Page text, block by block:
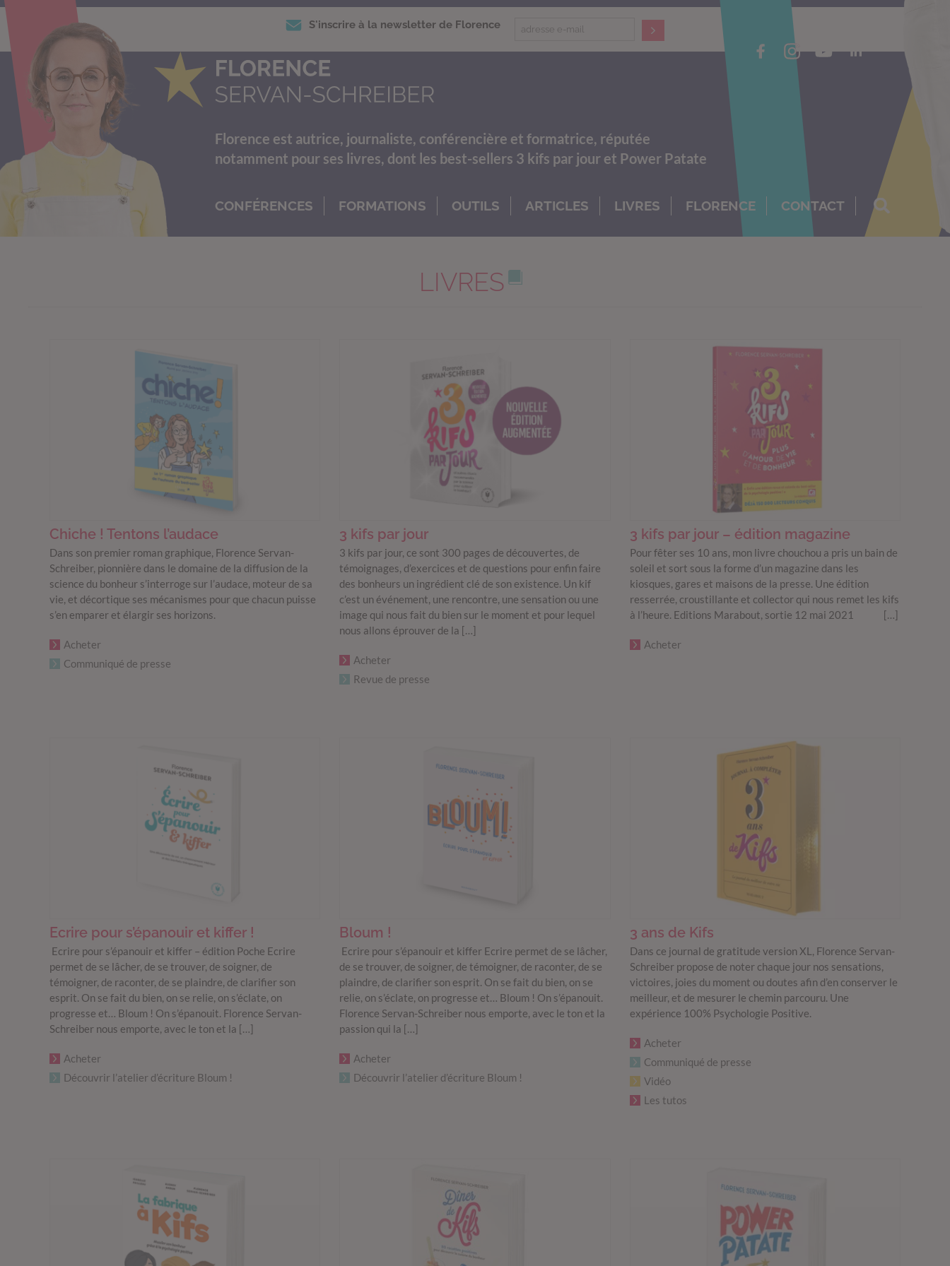
S'inscrire à la newsletter de Florence
Florence est autrice, journaliste, conférencière et formatrice, réputée
notamment pour ses livres, dont les best-sellers 3 kifs par jour et Power Patate
CONFÉRENCES FORMATIONS OUTILS ARTICLES LIVRES FLORENCE CONTACT
LIVRES
Chiche ! Tentons l’audace
Dans son premier roman graphique, Florence Servan-
Schreiber, pionnière dans le domaine de la diffusion de la
science du bonheur s’interroge sur l’audace, moteur de sa
vie, et décortique ses mécanismes pour que chacun puisse
s’en emparer et élargir ses horizons.
Acheter
Communiqué de presse
3 kifs par jour
3 kifs par jour, ce sont 300 pages de découvertes, de
témoignages, d’exercices et de questions pour enfin faire
des bonheurs un ingrédient clé de son existence. Un kif
c’est un événement, une rencontre, une sensation ou une
image qui nous fait du bien sur le moment et pour lequel
nous allons éprouver de la […]
Acheter
Revue de presse
3 kifs par jour – édition magazine
Pour fêter ses 10 ans, mon livre chouchou a pris un bain de
soleil et sort sous la forme d’un magazine dans les
kiosques, gares et maisons de la presse. Une édition
resserrée, croustillante et collector qui nous remet les kifs
à l’heure. Editions Marabout, sortie 12 mai 2021 […]
Acheter
Ecrire pour s’épanouir et kiffer !
Ecrire pour s’épanouir et kiffer – édition Poche Ecrire
permet de se lâcher, de se trouver, de soigner, de
témoigner, de raconter, de se plaindre, de clarifier son
esprit. On se fait du bien, on se relie, on s’éclate, on
progresse et… Bloum ! On s’épanouit. Florence Servan-
Schreiber nous emporte, avec le ton et la […]
Acheter
Découvrir l’atelier d’écriture Bloum !
Bloum !
Ecrire pour s’épanouir et kiffer Ecrire permet de se lâcher,
de se trouver, de soigner, de témoigner, de raconter, de se
plaindre, de clarifier son esprit. On se fait du bien, on se
relie, on s’éclate, on progresse et… Bloum ! On s’épanouit.
Florence Servan-Schreiber nous emporte, avec le ton et la
passion qui la […]
Acheter
Découvrir l’atelier d’écriture Bloum !
3 ans de Kifs
Dans ce journal de gratitude version XL, Florence Servan-
Schreiber propose de noter chaque jour nos sensations,
victoires, joies du moment ou doutes afin d’en conserver le
meilleur, et de mesurer le chemin parcouru. Une
expérience 100% Psychologie Positive.
Acheter
Communiqué de presse
Vidéo
Les tutos